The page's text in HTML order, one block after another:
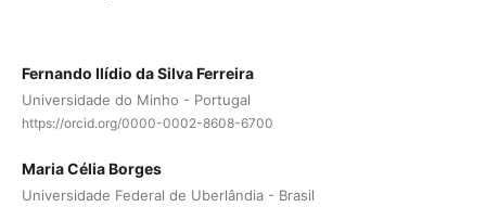
Fernando Ilídio da Silva Ferreira
Universidade do Minho - Portugal
https://orcid.org/0000-0002-8608-6700
Maria Célia Borges
Universidade Federal de Uberlândia - Brasil